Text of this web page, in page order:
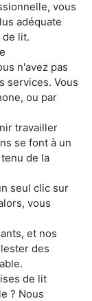
vous
adéquate
lit.
n'avez pas
services. Vous
ou par
travailler
se font à un
de la
seul clic sur
vous
et nos
des
de lit
? Nous